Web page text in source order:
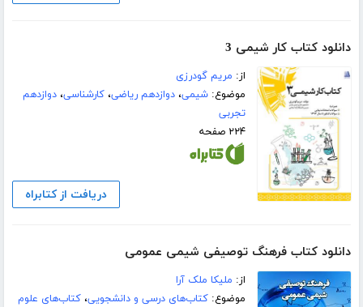
دانلود کتاب کار شیمی 3
از: مریم گودرزی
موضوع:شیمی،دوازدهم ریاضی،کارشناسی،دوازدهم
تجربی
۲۲۴ صفحه
دریافت از کتابراه
دانلود کتاب فرهنگ توصیفی شیمی عمومی
از: ملیکا ملک آرا
موضوع:کتاب‌های درسی و دانشجویی،کتاب‌های علوم